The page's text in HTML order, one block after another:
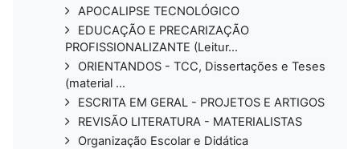
APOCALIPSE TECNOLÓGICO
EDUCAÇÃO E PRECARIZAÇÃO
PROFISSIONALIZANTE (Leitur...
ORIENTANDOS - TCC, Dissertações e Teses
(material ...
ESCRITA EM GERAL - PROJETOS E ARTIGOS
REVISÃO LITERATURA - MATERIALISTAS
Organização Escolar e Didática